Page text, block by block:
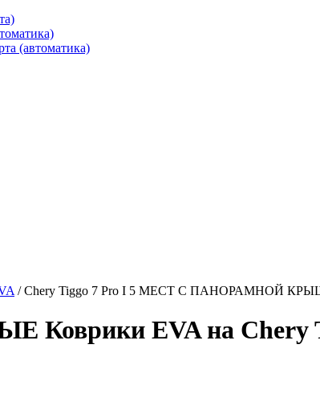
(автоматика)
/ Chery Tiggo 7 Pro I 5 МЕСТ С ПАНОРАМНОЙ
EVA на